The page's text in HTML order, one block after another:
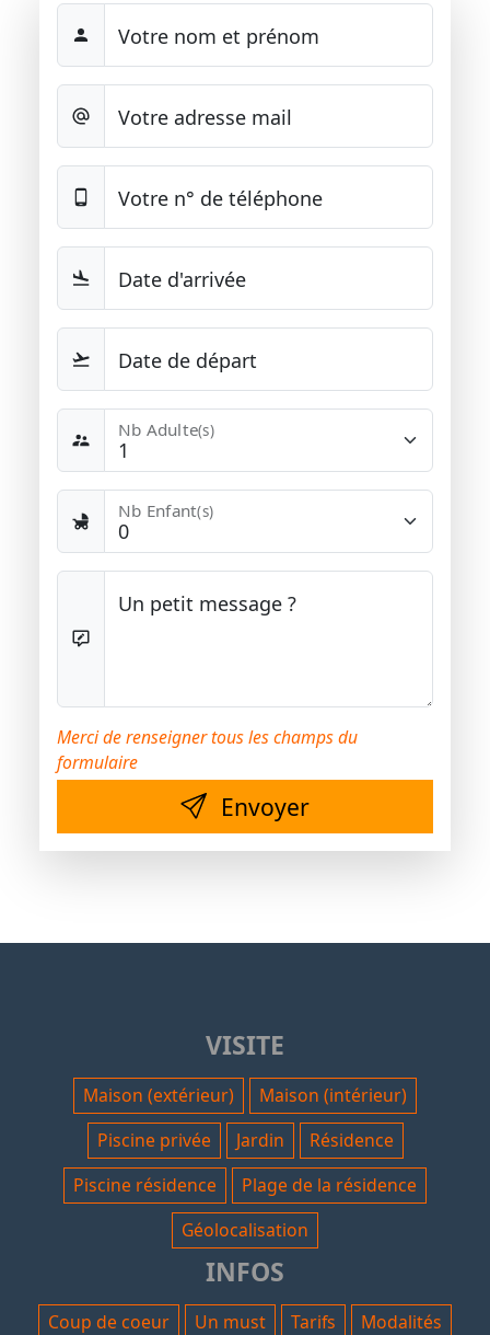
Votre nom et prénom
Votre adresse mail
Votre n° de téléphone
Date d'arrivée
Date de départ
Nb Adulte(s)
Nb Enfant(s)
Un petit message ?
Merci de renseigner tous les champs du
formulaire
Envoyer
VISITE
Maison (extérieur)
Maison (intérieur)
Piscine privée
Jardin
Résidence
Piscine résidence
Plage de la résidence
Géolocalisation
INFOS
Coup de coeur Un must Tarifs
Modalités